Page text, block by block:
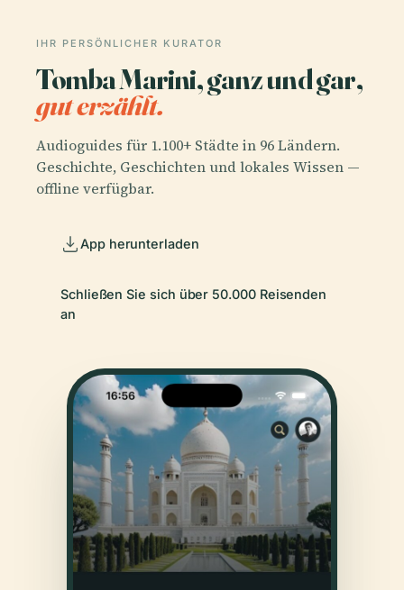
IHR PERSÖNLICHER KURATOR
Tomba Marini, ganz und gar,
gut erzählt.
Audioguides für 1.100+ Städte in 96 Ländern.
Geschichte, Geschichten und lokales Wissen —
offline verfügbar.
App herunterladen
Schließen Sie sich über 50.000 Reisenden
an